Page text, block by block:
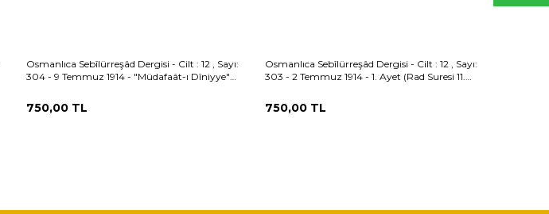
Osmanlıca Sebîlürreşâd Dergisi - Cilt : 12 , Sayı:
304 - 9 Temmuz 1914 - "Müdafaât-ı Dîniyye"
750,00 TL
Osmanlıca Sebîlürreşâd Dergisi - Cilt : 12 , Sayı:
303 - 2 Temmuz 1914 - 1. Ayet (Rad Suresi 11.
750,00 TL